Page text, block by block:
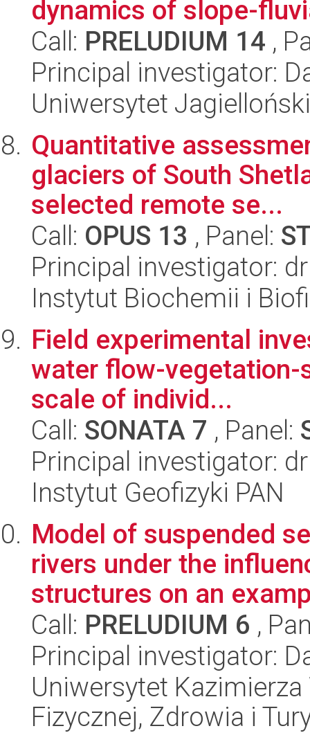
dynamics of slope-
Call: PRELUDIUM 14 ,
Principal investigator:
Uniwersytet
Quantitative
glaciers of South
selected remote se...
Call: OPUS 13 , Panel:
Principal investigator:
Instytut Biochemii i
Field experimental
water flow-
scale of individ...
Call: SONATA 7 , Panel:
Principal investigator:
Instytut Geofizyki PAN
Model of suspended
rivers under the
structures on an
Call: PRELUDIUM 6 ,
Principal investigator:
Uniwersytet Kazimierza
Fizycznej, Zdrowia i